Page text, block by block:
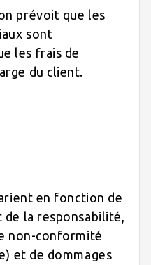
prévoit que les
sont
les frais de
du client.
en fonction de
la responsabilité,
non-conformité
et de dommages